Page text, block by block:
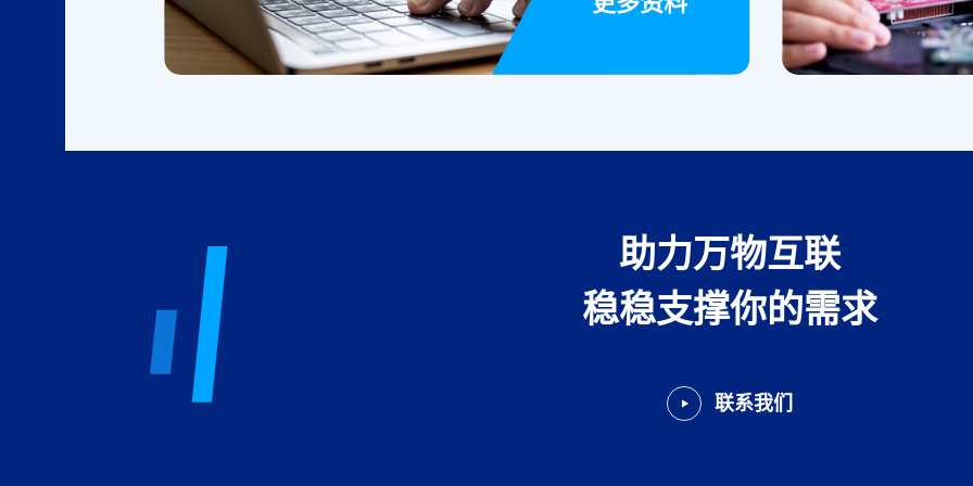
助力万物互联
稳稳支撑你的需求
联系我们